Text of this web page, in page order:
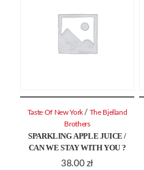
SPARKLING APPLE JUICE /
CAN WE STAY WITH YOU ?
38.00 zł
Taste Of New York / The Bjelland
Brothers